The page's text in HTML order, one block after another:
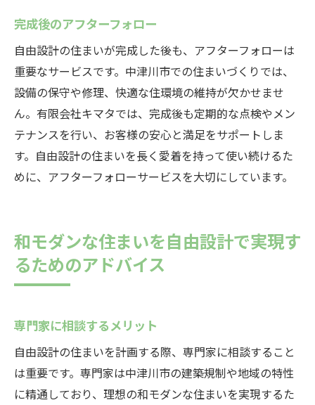
完成後のアフターフォロー
自由設計の住まいが完成した後も、アフターフォローは
重要なサービスです。中津川市での住まいづくりでは、
設備の保守や修理、快適な住環境の維持が欠かせませ
ん。有限会社キマタでは、完成後も定期的な点検やメン
テナンスを行い、お客様の安心と満足をサポートしま
す。自由設計の住まいを長く愛着を持って使い続けるた
めに、アフターフォローサービスを大切にしています。
和モダンな住まいを自由設計で実現す
るためのアドバイス
専門家に相談するメリット
自由設計の住まいを計画する際、専門家に相談すること
は重要です。専門家は中津川市の建築規制や地域の特性
に精通しており、理想の和モダンな住まいを実現するた